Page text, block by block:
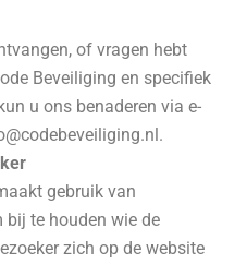
of vragen hebt
Beveiliging en specifiek
u ons benaderen via e-
gebruik van
bij te houden wie de
zich op de website